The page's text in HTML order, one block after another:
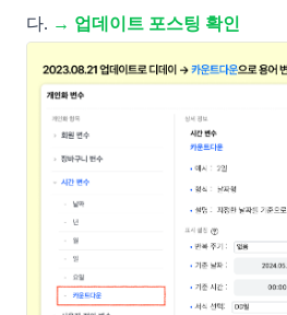
다. → 업데이트 포스팅 확인